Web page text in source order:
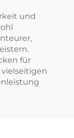
und
für